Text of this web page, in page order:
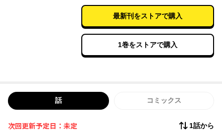
最新刊をストアで購入
1巻をストアで購入
話 コミックス
次回更新予定日：未定 1話から